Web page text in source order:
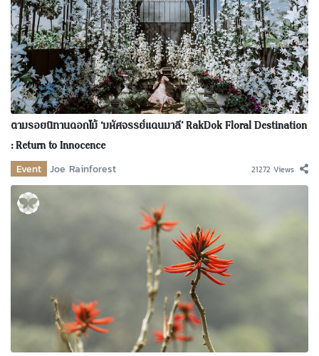
ตามรอยนิทานดอกไม้ ‘มหัศจรรย์แดนมาลี’ RakDok Floral Destination
: Return to Innocence
Event Joe Rainforest 21272 Views